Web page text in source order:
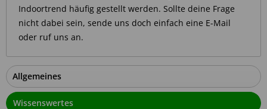
Indoortrend häufig gestellt werden. Sollte deine Frage
nicht dabei sein, sende uns doch einfach eine E-Mail
oder ruf uns an.
Allgemeines
Wissenswertes